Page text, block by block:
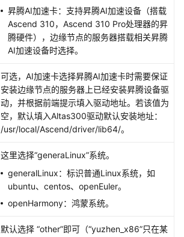
昇腾AI加速卡：支持昇腾AI加速设备（搭载
Ascend 310，Ascend 310 Pro处理器的昇
腾硬件），边缘节点的服务器搭载相关昇腾
AI加速设备时选择。
可选，AI加速卡选择昇腾AI加速卡时需要保证
安装边缘节点的服务器上已经安装昇腾设备驱
动，并根据前端提示填入驱动地址。若该值为
空，默认填入Altas300驱动默认安装地址：
/usr/local/Ascend/driver/lib64/。
这里选择“generaLinux”系统。
generalLinux：标识普通Linux系统，如
ubuntu、centos、openEuler。
openHarmony：鸿蒙系统。
默认选择 “other”即可（“yuzhen_x86”只在某